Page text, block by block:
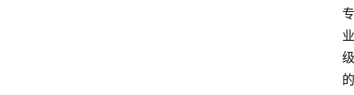
专
业
级
的